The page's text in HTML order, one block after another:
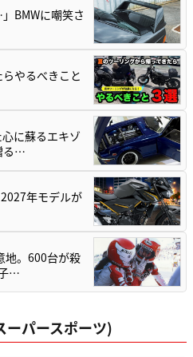
BMWに嘲笑さ
やるべきこと
に蘇るエキゾ
る…
年モデルが
地。600台が殺
…
ーパースポーツ)